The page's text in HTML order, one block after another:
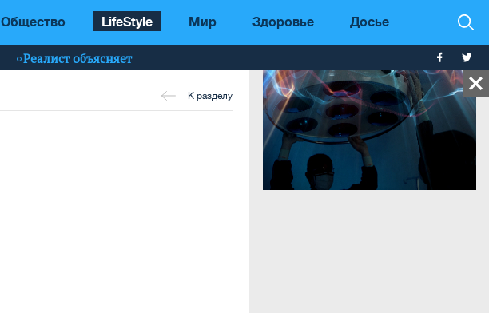
Общество LifeStyle Мир Здоровье Досье
Реалист объясняет
К разделу